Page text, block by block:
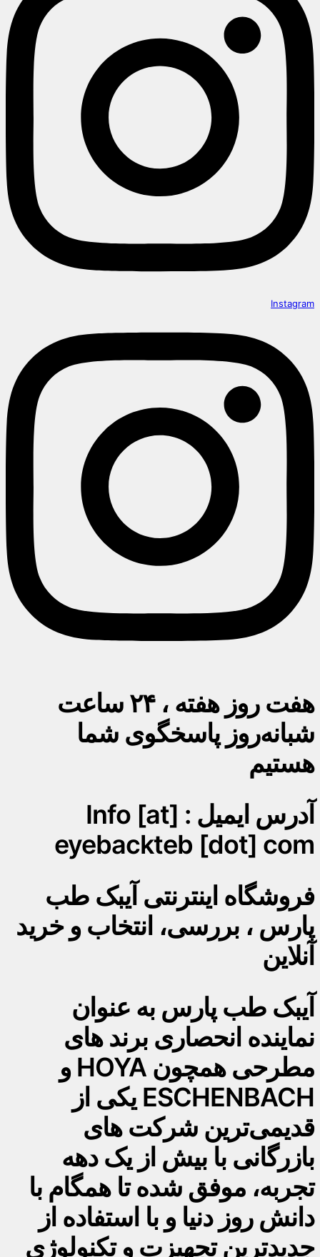
Instagram
هفت روز هفته ، ۲۴ ساعت
شبانه‌روز پاسخگوی شما
هستیم
آدرس ایمیل : Info [at]
eyebackteb [dot] com
فروشگاه اینترنتی آیبک طب
پارس ، بررسی، انتخاب و خرید
آنلاین
آیبک طب پارس به عنوان
نماینده انحصاری برند های
مطرحی همچون HOYA و
ESCHENBACH یکی از
قدیمی‌ترین شرکت های
بازرگانی با بیش از یک دهه
تجربه، موفق شده تا همگام با
دانش روز دنیا و با استفاده از
جدیدترین تجهیزت و تکنولوژی